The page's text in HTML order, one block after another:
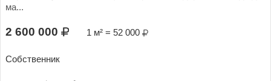
ма...
2 600 000 1 м² = 52 000
Собственник